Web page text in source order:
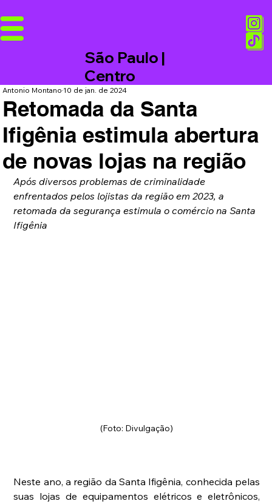
São Paulo |
Centro
Retomada da Santa
Ifigênia estimula abertura
de novas lojas na região
Antonio Montano10 de jan. de 2024
Após diversos problemas de criminalidade
enfrentados pelos lojistas da região em 2023, a
retomada da segurança estimula o comércio na Santa
Ifigênia
(Foto: Divulgação)
Neste ano, a região da Santa Ifigênia, conhecida pelas
suas lojas de equipamentos elétricos e eletrônicos,